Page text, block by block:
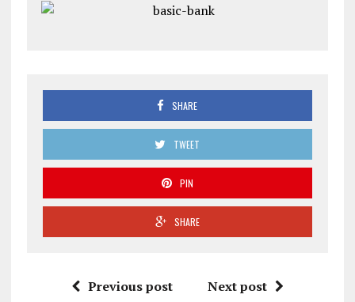
SHARE
TWEET
PIN
SHARE
Previous post Next post